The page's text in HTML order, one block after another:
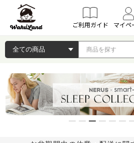
ご利用ガイド マイペ